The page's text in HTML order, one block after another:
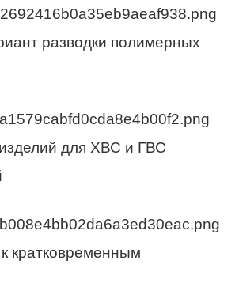
разводки полимерных
для ХВС и ГВС
кратковременным